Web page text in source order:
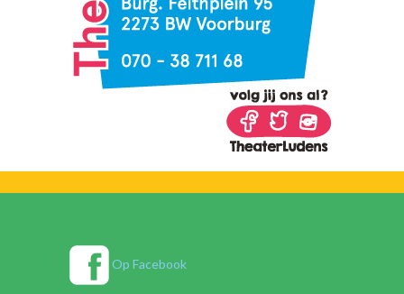
Op Facebook